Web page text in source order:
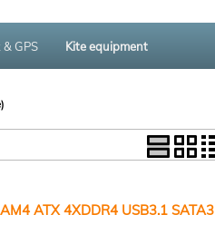
GPS Kite equipment
ATX 4XDDR4 USB3.1 SATA3